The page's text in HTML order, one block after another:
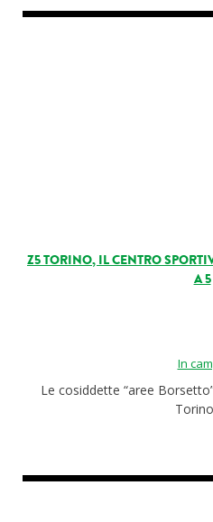
Z5 TORINO, IL CENTRO
A 5
In
Le cosiddette “aree